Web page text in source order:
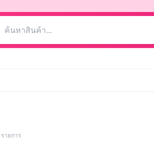
รายการ